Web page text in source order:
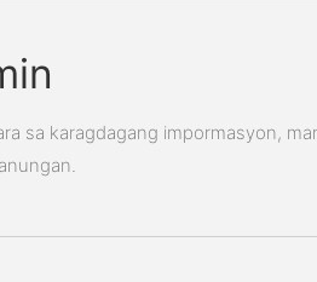
sa karagdagang impormasyon,